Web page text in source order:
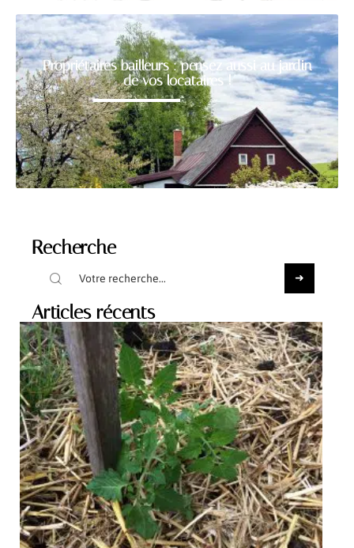
Propriétaires bailleurs : pensez aussi au jardin
de vos locataires !
Recherche
Articles récents